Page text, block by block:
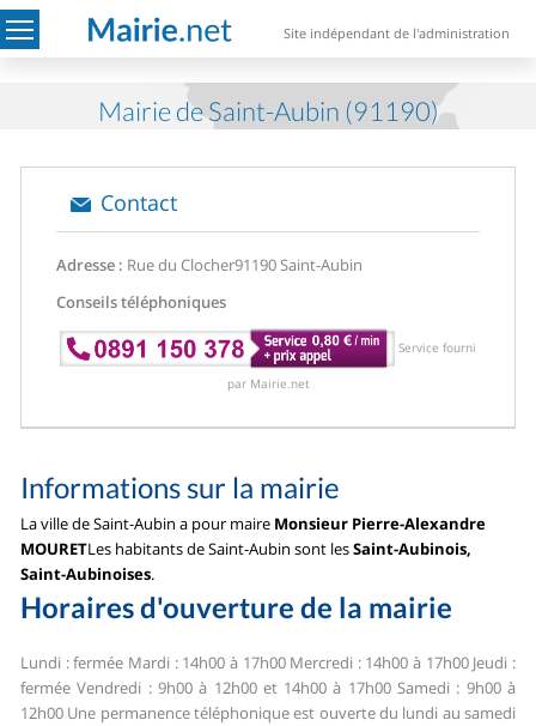
Site indépendant de l'administration
Mairie de Saint-Aubin (91190)
Contact
Adresse : Rue du Clocher91190 Saint-Aubin
Conseils téléphoniques
Service fourni
par Mairie.net
Informations sur la mairie
La ville de Saint-Aubin a pour maire Monsieur Pierre-Alexandre
MOURETLes habitants de Saint-Aubin sont lesSaint-Aubinois,
Saint-Aubinoises.
Horaires d'ouverture de la mairie
Lundi : fermée Mardi : 14h00 à 17h00Mercredi : 14h00 à 17h00Jeudi :
fermée Vendredi : 9h00 à 12h00 et 14h00 à 17h00Samedi : 9h00 à
12h00 Une permanence téléphonique est ouverte du lundi au samedi